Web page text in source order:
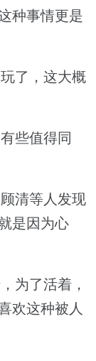
种事情更是
了，这大概
些值得同
清等人发现
是因为心
为了活着，
欢这种被人